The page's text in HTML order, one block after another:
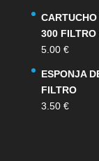
300
5.00 €
ESPONJA
FILTRO
3.50 €